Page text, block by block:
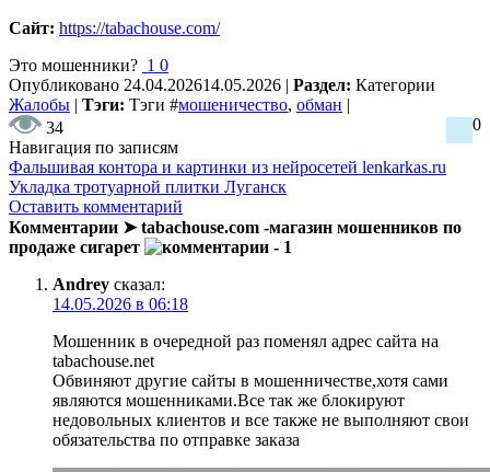
Сайт: https://tabachouse.com/
Это мошенники? 1 0
Опубликовано 24.04.202614.05.2026 | Раздел: Категории
Жалобы | Тэги: Тэги #мошеничество, обман |
34
0
Навигация по записям
Фальшивая контора и картинки из нейросетей lenkarkas.ru
Укладка тротуарной плитки Луганск
Оставить комментарий
Комментарии ➤ tabachouse.com -магазин мошенников по
продаже сигарет
- 1
Andrey сказал:
14.05.2026 в 06:18
Мошенник в очередной раз поменял адрес сайта на
tabachouse.net
Обвиняют другие сайты в мошенничестве,хотя сами
являются мошенниками.Все так же блокируют
недовольных клиентов и все также не выполняют свои
обязательства по отправке заказа